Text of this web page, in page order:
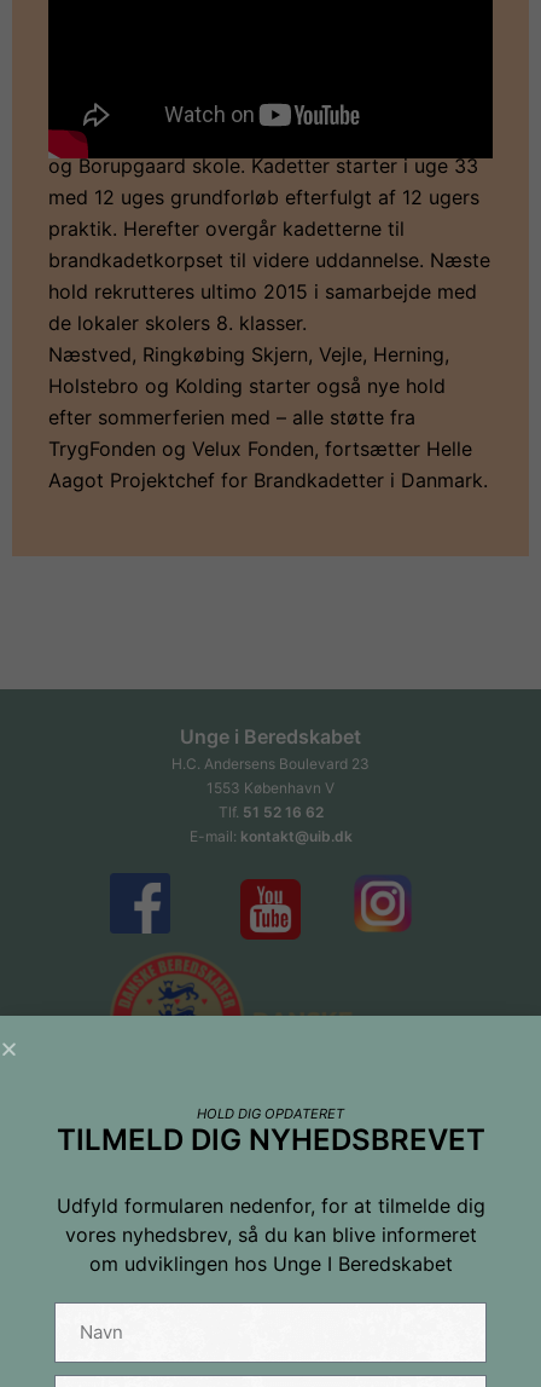
Elværket. I Helsingør er der netop rekrutteret 12
nye kadetter i samarbejde med Rønneberg Alle-
og Borupgaard skole. Kadetter starter i uge 33
med 12 uges grundforløb efterfulgt af 12 ugers
praktik. Herefter overgår kadetterne til
brandkadetkorpset til videre uddannelse. Næste
hold rekrutteres ultimo 2015 i samarbejde med
de lokaler skolers 8. klasser.
Næstved, Ringkøbing Skjern, Vejle, Herning,
Holstebro og Kolding starter også nye hold
efter sommerferien med – alle støtte fra
TrygFonden og Velux Fonden, fortsætter Helle
Aagot Projektchef for Brandkadetter i Danmark.
Unge i Beredskabet
H.C. Andersens Boulevard 23
1553 København V
Tlf. 51 52 16 62
E-mail: kontakt@uib.dk
Tilmeld dig nyhedsbrevet
Navn
HOLD DIG OPDATERET
TILMELD DIG NYHEDSBREVET
Udfyld formularen nedenfor, for at tilmelde dig
vores nyhedsbrev, så du kan blive informeret
om udviklingen hos Unge I Beredskabet